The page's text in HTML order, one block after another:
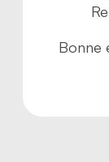
Bonne